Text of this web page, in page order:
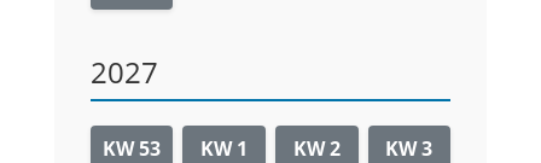
2027
KW 53 KW 1 KW 2 KW 3